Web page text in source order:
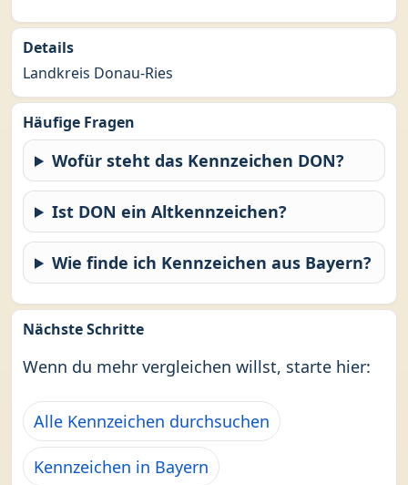
Details
Landkreis Donau-Ries
Häufige Fragen
Wofür steht das Kennzeichen DON?
Ist DON ein Altkennzeichen?
Wie finde ich Kennzeichen aus Bayern?
Nächste Schritte
Wenn du mehr vergleichen willst, starte hier:
Alle Kennzeichen durchsuchen
Kennzeichen in Bayern